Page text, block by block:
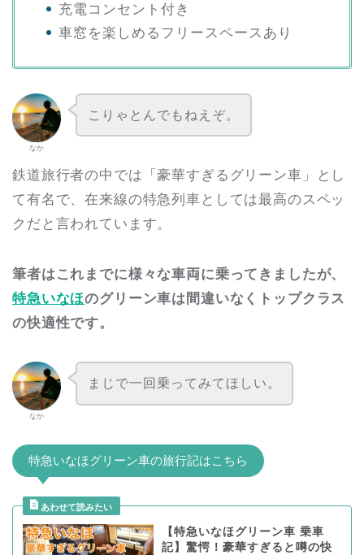
充電コンセント付き
車窓を楽しめるフリースペースあり
なか
こりゃとんでもねえぞ。
鉄道旅行者の中では「豪華すぎるグリーン車」とし
て有名で、在来線の特急列車としては最高のスペッ
クだと言われています。
筆者はこれまでに様々な車両に乗ってきましたが、
特急いなほのグリーン車は間違いなくトップクラス
の快適性です。
なか
まじで一回乗ってみてほしい。
特急いなほグリーン車の旅行記はこちら
【特急いなほグリーン車 乗車
記】驚愕！豪華すぎると噂の快